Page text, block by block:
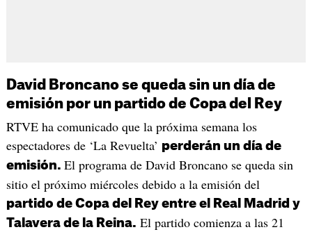
David Broncano se queda sin un día de
emisión por un partido de Copa del Rey
RTVE ha comunicado que la próxima semana los
espectadores de ‘La Revuelta’ perderán un día de
emisión. El programa de David Broncano se queda sin
sitio el próximo miércoles debido a la emisión del
partido de Copa del Rey entre el Real Madrid y
Talavera de la Reina. El partido comienza a las 21